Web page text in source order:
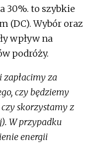
30%. to szybkie
(DC). Wybór oraz
wpływ na
podróży.
za
czy będziemy
skorzystamy z
W przypadku
energii